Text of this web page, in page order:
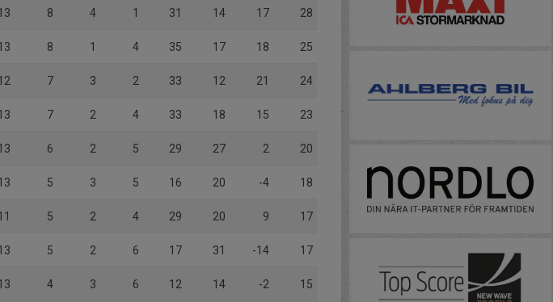
8 4 1 31 14 17 28
8 1 4 35 17 18 25
7 3 2 33 12 21 24
7 2 4 33 18 15 23
6 2 5 29 27 2 20
5 3 5 16 20 -4 18
5 2 4 29 20 9 17
5 2 6 17 31 -14 17
4 3 6 12 14 -2 15